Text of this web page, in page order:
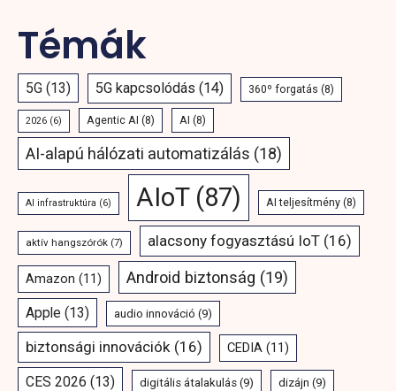
Témák
5G (13) 5G kapcsolódás (14) 360º forgatás (8)
2026 (6) Agentic AI (8) AI (8)
AI-alapú hálózati automatizálás (18)
AI infrastruktúra (6) AIoT(87) AI teljesítmény (8)
aktív hangszórók (7) alacsony fogyasztású IoT (16)
Amazon (11) Android biztonság (19)
Apple (13) audio innováció (9)
biztonsági innovációk (16) CEDIA (11)
CES 2026 (13) digitális átalakulás (9) dizájn (9)